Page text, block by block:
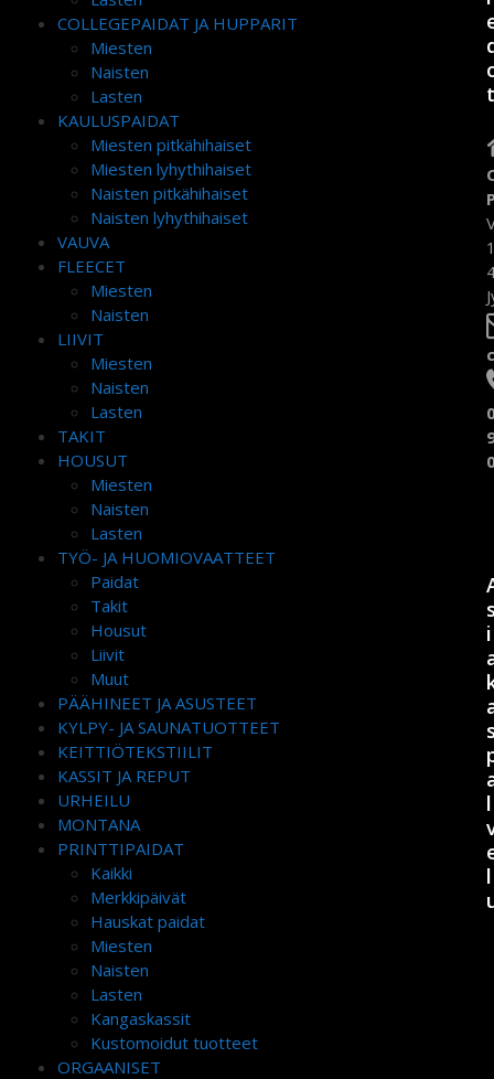
COLLEGEPAIDAT JA HUPPARIT
Miesten
Naisten
Lasten
KAULUSPAIDAT
Miesten pitkähihaiset
Miesten lyhythihaiset
Naisten pitkähihaiset
Naisten lyhythihaiset
VAUVA
FLEECET
Miesten
Naisten
LIIVIT
Miesten
Naisten
Lasten
TAKIT
HOUSUT
Miesten
Naisten
Lasten
TYÖ- JA HUOMIOVAATTEET
Paidat
Takit
Housut
Liivit
Muut
PÄÄHINEET JA ASUSTEET
KYLPY- JA SAUNATUOTTEET
KEITTIÖTEKSTIILIT
KASSIT JA REPUT
URHEILU
MONTANA
PRINTTIPAIDAT
Kaikki
Merkkipäivät
Hauskat paidat
Miesten
Naisten
Lasten
Kangaskassit
Kustomoidut tuotteet
ORGAANISET
t
i
l
l